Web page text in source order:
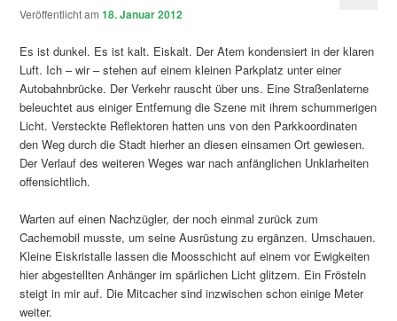
Veröffentlicht am18. Januar 2012
Es ist dunkel. Es ist kalt. Eiskalt. Der Atem kondensiert in der klaren
Luft. Ich – wir – stehen auf einem kleinen Parkplatz unter einer
Autobahnbrücke. Der Verkehr rauscht über uns. Eine Straßenlaterne
beleuchtet aus einiger Entfernung die Szene mit ihrem schummerigen
Licht. Versteckte Reflektoren hatten uns von den Parkkoordinaten
den Weg durch die Stadt hierher an diesen einsamen Ort gewiesen.
Der Verlauf des weiteren Weges war nach anfänglichen Unklarheiten
offensichtlich.
Warten auf einen Nachzügler, der noch einmal zurück zum
Cachemobil musste, um seine Ausrüstung zu ergänzen. Umschauen.
Kleine Eiskristalle lassen die Moosschicht auf einem vor Ewigkeiten
hier abgestellten Anhänger im spärlichen Licht glitzern. Ein Frösteln
steigt in mir auf. Die Mitcacher sind inzwischen schon einige Meter
weiter.